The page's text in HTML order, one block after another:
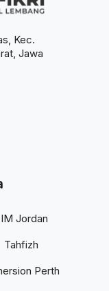
Kec.
Jawa
Jordan
Tahfizh
Perth